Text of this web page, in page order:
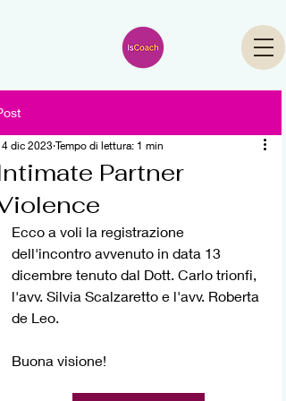
Partner
dic 2023 Tempo di lettura: 1 min
Ecco a voli la registrazione
dell'incontro avvenuto in data 13
dicembre tenuto dal Dott. Carlo trionfi,
l'avv. Silvia Scalzaretto e l'avv. Roberta
de Leo.
Buona visione!